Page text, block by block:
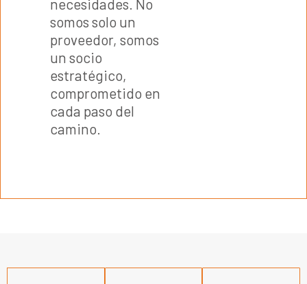
necesidades. No
somos solo un
proveedor, somos
un socio
estratégico,
comprometido en
cada paso del
camino.